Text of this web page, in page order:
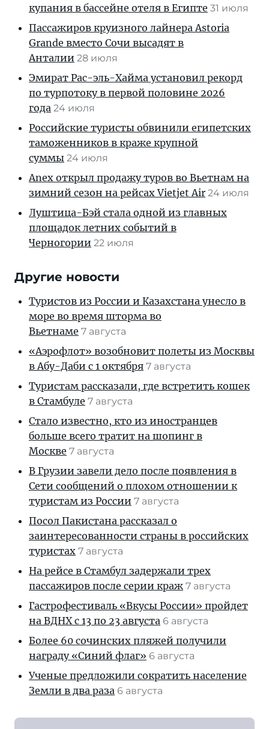
купания в бассейне отеля в Египте 31 июля
Пассажиров круизного лайнера Astoria
Grande вместо Сочи высадят в
Анталии 28 июля
Эмират Рас-эль-Хайма установил рекорд
по турпотоку в первой половине 2026
года 24 июля
Российские туристы обвинили египетских
таможенников в краже крупной
суммы 24 июля
Anex открыл продажу туров во Вьетнам на
зимний сезон на рейсах Vietjet Air 24 июля
Луштица-Бэй стала одной из главных
площадок летних событий в
Черногории 22 июля
Другие новости
Туристов из России и Казахстана унесло в
море во время шторма во
Вьетнаме 7 августа
«Аэрофлот» возобновит полеты из Москвы
в Абу-Даби с 1 октября 7 августа
Туристам рассказали, где встретить кошек
в Стамбуле 7 августа
Стало известно, кто из иностранцев
больше всего тратит на шопинг в
Москве 7 августа
В Грузии завели дело после появления в
Сети сообщений о плохом отношении к
туристам из России 7 августа
Посол Пакистана рассказал о
заинтересованности страны в российских
туристах 7 августа
На рейсе в Стамбул задержали трех
пассажиров после серии краж 7 августа
Гастрофестиваль «Вкусы России» пройдет
на ВДНХ с 13 по 23 августа 6 августа
Более 60 сочинских пляжей получили
награду «Синий флаг» 6 августа
Ученые предложили сократить население
Земли в два раза 6 августа